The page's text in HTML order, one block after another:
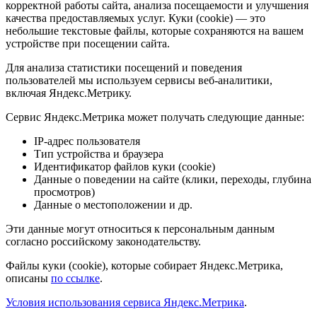
корректной работы сайта, анализа посещаемости и улучшения
качества предоставляемых услуг. Куки (cookie) — это
небольшие текстовые файлы, которые сохраняются на вашем
устройстве при посещении сайта.
Для анализа статистики посещений и поведения
пользователей мы используем сервисы веб-аналитики,
включая Яндекс.Метрику.
Сервис Яндекс.Метрика может получать следующие данные:
IP-адрес пользователя
Тип устройства и браузера
Идентификатор файлов куки (cookie)
Данные о поведении на сайте (клики, переходы, глубина
просмотров)
Данные о местоположении и др.
Эти данные могут относиться к персональным данным
согласно российскому законодательству.
Файлы куки (cookie), которые собирает Яндекс.Метрика,
описаны по ссылке.
Условия использования сервиса Яндекс.Метрика.